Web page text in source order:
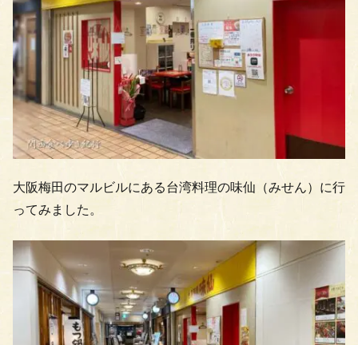
大阪梅田のマルビルにある台湾料理の味仙（みせん）に行
ってみました。